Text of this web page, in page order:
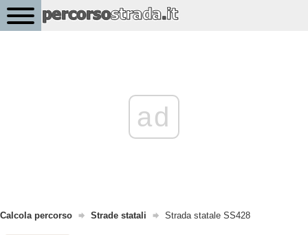
ad
Calcola percorso Strade statali Strada statale SS428